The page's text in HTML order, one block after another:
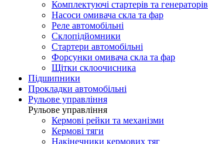
Комплектуючі стартерів та генераторів
Насоси омивача скла та фар
Реле автомобільні
Склопідйомники
Стартери автомобільні
Форсунки омивача скла та фар
Щітки склоочисника
Підшипники
Прокладки автомобільні
Рульове управління
Рульове управління
Кермові рейки та механізми
Кермові тяги
Накінечники кермових тяг